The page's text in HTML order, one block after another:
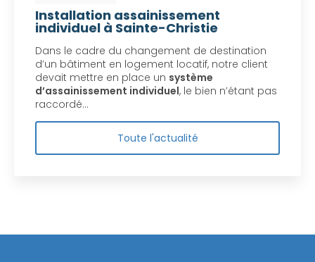
Installation assainissement
individuel à Sainte-Christie
Dans le cadre du changement de destination
d’un bâtiment en logement locatif, notre client
devait mettre en place un système
d’assainissement individuel, le bien n’étant pas
raccordé…
Toute l'actualité